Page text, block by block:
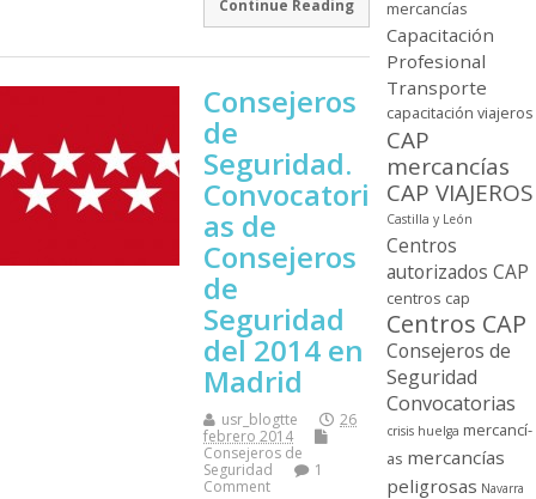
Continue Reading
Consejeros
de
Seguridad.
Convocatori
as de
Consejeros
de
Seguridad
del 2014 en
Madrid
usr_blogtte
26
febrero 2014
Consejeros de
Seguridad
1
Comment
mercancí­as
Capacitación
Profesional
Transporte
capacitación viajeros
CAP
mercancí­as
CAP VIAJEROS
Castilla y León
Centros
autorizados CAP
centros cap
Centros CAP
Consejeros de
Seguridad
Convocatorias
crisis huelga mercancí­
as mercancí­as
peligrosas Navarra